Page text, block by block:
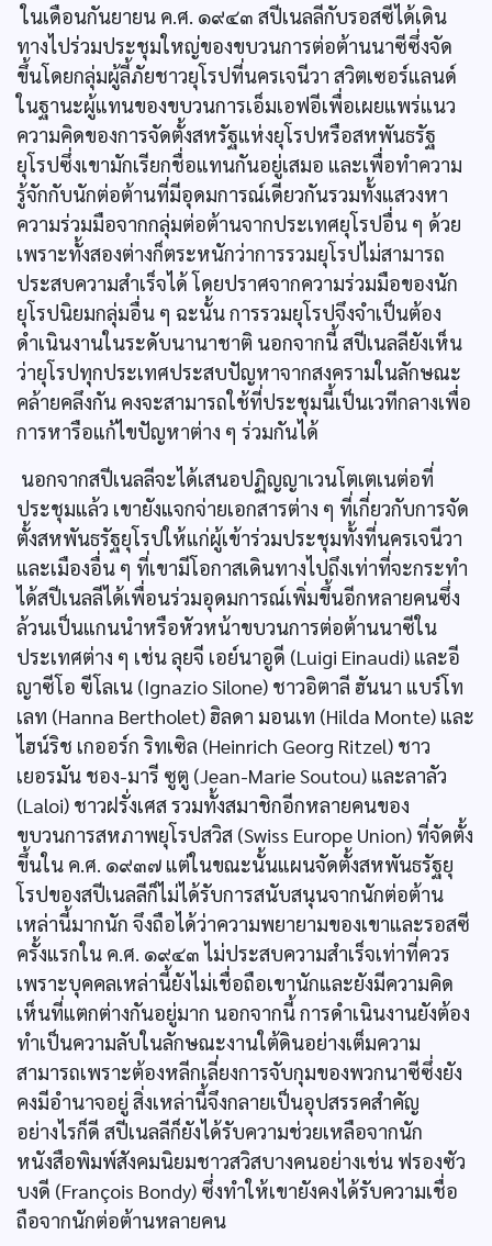
ในเดือนกันยายน ค.ศ. ๑๙๔๓ สปีเนลลีกับรอสซีได้เดิน
ทางไปร่วมประชุมใหญ่ของขบวนการต่อต้านนาซีซึ่งจัด
ขึ้นโดยกลุ่มผู้ลี้ภัยชาวยุโรปที่นครเจนีวา สวิตเซอร์แลนด์
ในฐานะผู้แทนของขบวนการเอ็มเอฟอีเพื่อเผยแพร่แนว
ความคิดของการจัดตั้งสหรัฐแห่งยุโรปหรือสหพันธรัฐ
ยุโรปซึ่งเขามักเรียกชื่อแทนกันอยู่เสมอ และเพื่อทำความ
รู้จักกับนักต่อต้านที่มีอุดมการณ์เดียวกันรวมทั้งแสวงหา
ความร่วมมือจากกลุ่มต่อต้านจากประเทศยุโรปอื่น ๆ ด้วย
เพราะทั้งสองต่างก็ตระหนักว่าการรวมยุโรปไม่สามารถ
ประสบความสำเร็จได้ โดยปราศจากความร่วมมือของนัก
ยุโรปนิยมกลุ่มอื่น ๆ ฉะนั้น การรวมยุโรปจึงจำเป็นต้อง
ดำเนินงานในระดับนานาชาติ นอกจากนี้ สปีเนลลียังเห็น
ว่ายุโรปทุกประเทศประสบปัญหาจากสงครามในลักษณะ
คล้ายคลึงกัน คงจะสามารถใช้ที่ประชุมนี้เป็นเวทีกลางเพื่อ
การหารือแก้ไขปัญหาต่าง ๆ ร่วมกันได้
นอกจากสปีเนลลีจะได้เสนอปฏิญญาเวนโตเตเนต่อที่
ประชุมแล้ว เขายังแจกจ่ายเอกสารต่าง ๆ ที่เกี่ยวกับการจัด
ตั้งสหพันธรัฐยุโรปให้แก่ผู้เข้าร่วมประชุมทั้งที่นครเจนีวา
และเมืองอื่น ๆ ที่เขามีโอกาสเดินทางไปถึงเท่าที่จะกระทำ
ได้สปีเนลลีได้เพื่อนร่วมอุดมการณ์เพิ่มขึ้นอีกหลายคนซึ่ง
ล้วนเป็นแกนนำหรือหัวหน้าขบวนการต่อต้านนาซีใน
ประเทศต่าง ๆ เช่น ลุยจี เอย์นาอูดี (Luigi Einaudi) และอี
ญาซีโอ ฃีโลเน (Ignazio Silone) ชาวอิตาลี ฮันนา แบร์โท
เลท (Hanna Bertholet) ฮิลดา มอนเท (Hilda Monte) และ
ไฮน์ริช เกออร์ก ริทเซิล (Heinrich Georg Ritzel) ชาว
เยอรมัน ชอง-มารี ซูตู (Jean-Marie Soutou) และลาลัว
(Laloi) ชาวฝรั่งเศส รวมทั้งสมาชิกอีกหลายคนของ
ขบวนการสหภาพยุโรปสวิส (Swiss Europe Union) ที่จัดตั้ง
ขึ้นใน ค.ศ. ๑๙๓๗ แต่ในขณะนั้นแผนจัดตั้งสหพันธรัฐยุ
โรปของสปีเนลลีก็ไม่ได้รับการสนับสนุนจากนักต่อต้าน
เหล่านี้มากนัก จึงถือได้ว่าความพยายามของเขาและรอสซี
ครั้งแรกใน ค.ศ. ๑๙๔๓ ไม่ประสบความสำเร็จเท่าที่ควร
เพราะบุคคลเหล่านี้ยังไม่เชื่อถือเขานักและยังมีความคิด
เห็นที่แตกต่างกันอยู่มาก นอกจากนี้ การดำเนินงานยังต้อง
ทำเป็นความลับในลักษณะงานใต้ดินอย่างเต็มความ
สามารถเพราะต้องหลีกเลี่ยงการจับกุมของพวกนาซีซึ่งยัง
คงมีอำนาจอยู่ สิ่งเหล่านี้จึงกลายเป็นอุปสรรคสำคัญ
อย่างไรก็ดี สปีเนลลีก็ยังได้รับความช่วยเหลือจากนัก
หนังสือพิมพ์สังคมนิยมชาวสวิสบางคนอย่างเช่น ฟรองซัว
บงดี (François Bondy) ซึ่งทำให้เขายังคงได้รับความเชื่อ
ถือจากนักต่อต้านหลายคน